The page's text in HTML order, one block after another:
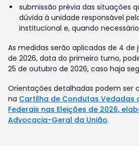
submissão prévia das situações
dúvida à unidade responsável
institucional e, quando
As medidas serão aplicadas de 4 de
de 2026, data do primeiro turno,
25 de outubro de 2026, caso haja
Orientações detalhadas podem ser
na Cartilha de Condutas Vedadas
Federais nas Eleições de 2026,
Advocacia-Geral da União.